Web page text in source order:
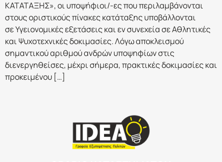
ΚΑΤΑΤΑΞΗΣ», οι υποψήφιοι/-ες που περιλαμβάνονται
στους οριστικούς πίνακες κατάταξης υποβάλλονται
σε Υγειονομικές εξετάσεις και εν συνεχεία σε Αθλητικές
και Ψυχοτεχνικές δοκιμασίες. Λόγω αποκλεισμού
σημαντικού αριθμού ανδρών υποψηφίων στις
διενεργηθείσες, μέχρι σήμερα, πρακτικές δοκιμασίες και
προκειμένου […]